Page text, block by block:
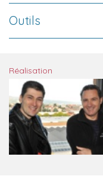
Outils
Réalisation